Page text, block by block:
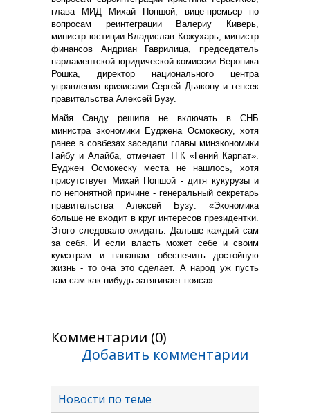
глава МИД Михай Попшой, вице-премьер по
вопросам реинтеграции Валериу Киверь,
министр юстиции Владислав Кожухарь, министр
финансов Андриан Гаврилица, председатель
парламентской юридической комиссии Вероника
Рошка, директор национального центра
управления кризисами Сергей Дьякону и генсек
правительства Алексей Бузу.
Майя Санду решила не включать в СНБ
министра экономики Еуджена Осмокеску, хотя
ранее в совбезах заседали главы минэкономики
Гайбу и Алайба, отмечает ТГК «Гений Карпат».
Еуджен Осмокеску места не нашлось, хотя
присутствует Михай Попшой - дитя кукурузы и
по непонятной причине - генеральный секретарь
правительства Алексей Бузу: «Экономика
больше не входит в круг интересов президентки.
Этого следовало ожидать. Дальше каждый сам
за себя. И если власть может себе и своим
кумэтрам и нанашам обеспечить достойную
жизнь - то она это сделает. А народ уж пусть
там сам как-нибудь затягивает пояса».
Комментарии (0)
Добавить комментарии
Новости по теме